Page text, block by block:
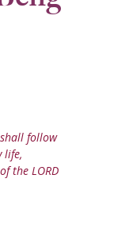
shall follow
life,
the LORD